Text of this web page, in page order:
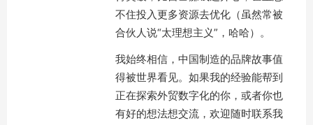
不住投入更多资源去优化（虽然常被
合伙人说“太理想主义”，哈哈）。
我始终相信，中国制造的品牌故事值
得被世界看见。如果我的经验能帮到
正在探索外贸数字化的你，或者你也
有好的想法想交流，欢迎随时联系我